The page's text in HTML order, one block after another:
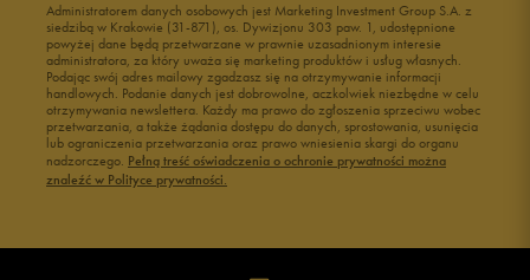
Administratorem danych osobowych jest Marketing Investment Group S.A. z
siedzibą w Krakowie (31-871), os. Dywizjonu 303 paw. 1, udostępnione
powyżej dane będą przetwarzane w prawnie uzasadnionym interesie
administratora, za który uważa się marketing produktów i usług własnych.
Podając swój adres mailowy zgadzasz się na otrzymywanie informacji
handlowych. Podanie danych jest dobrowolne, aczkolwiek niezbędne w celu
otrzymywania newslettera. Każdy ma prawo do zgłoszenia sprzeciwu wobec
przetwarzania, a także żądania dostępu do danych, sprostowania, usunięcia
lub ograniczenia przetwarzania oraz prawo wniesienia skargi do organu
nadzorczego. Pełną treść oświadczenia o ochronie prywatności można
znaleźć w Polityce prywatności.